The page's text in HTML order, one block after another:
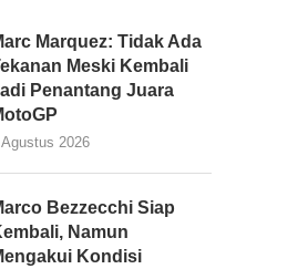
Marquez: Tidak Ada
Meski Kembali
Penantang Juara
2026
Bezzecchi Siap
Namun
Kondisi